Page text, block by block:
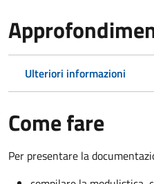
Ulteriori informazioni
Come fare
Per presentare la